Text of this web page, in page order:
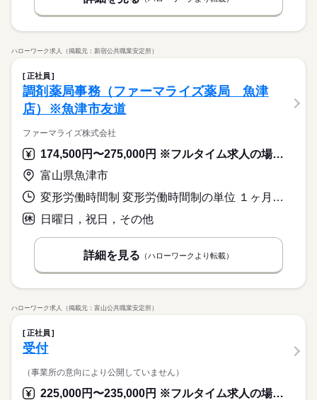
ハローワーク求人（掲載元：新宿公共職業安定所）
正社員
調剤薬局事務（ファーマライズ薬局 魚津
店）※魚津市友道
ファーマライズ株式会社
174,500円〜275,000円 ※フルタイム求人の場合は月額（換算額）、パート求人の場合は時間額を表示しています。
富山県魚津市
変形労働時間制 変形労働時間制の単位 １ヶ月単位 就業時間１ 9時00分〜18時00分 就業時間に関する特記事項 ９時～１８時（休憩６０分）の実働８時間（週４０時間）を基本と
日曜日，祝日，その他
詳細を見る （ハローワークより転載）
ハローワーク求人（掲載元：富山公共職業安定所）
正社員
受付
（事業所の意向により公開していません）
225,000円〜235,000円 ※フルタイム求人の場合は月額（換算額）、パート求人の場合は時間額を表示しています。